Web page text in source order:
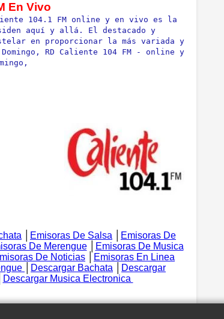
En Vivo
104.1 FM online y en vivo es la
aquí y allá. El destacado y
en proporcionar la más variada y
RD Caliente 104 FM - online y
Emisoras De Salsa
Emisoras De
De Merengue│
Emisoras De Musica
De Noticias
Emisoras En Linea
Descargar Bachata
Descargar
Descargar Musica Electronica